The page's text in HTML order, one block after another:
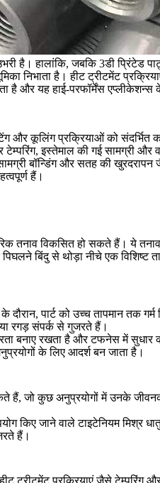
है। हालांकि, जबकि 3डी प्रिंटेड
निभाता है। हीट ट्रीटमेंट
है और यह हाई-परफॉर्मेंस
और कूलिंग प्रक्रियाओं को
टेम्परिंग, इस्तेमाल की गई सामग्री और
सामग्री बॉन्डिंग और सतह की
हैं।
तनाव विकसित हो सकते हैं। ये
बिंदु से थोड़ा नीचे एक
पार्ट को उच्च तापमान तक
रगड़ संपर्क से गुजरते हैं।
बनाए रखता है और टफनेस में सुधार
के लिए आदर्श बन जाता है।
हैं, जो कुछ अनुप्रयोगों में उनके
किए जाने वाले टाइटेनियम मिश्र
हैं।
हीट ट्रीटमेंटप्रक्रियाएं जैसेटेम्परिंग